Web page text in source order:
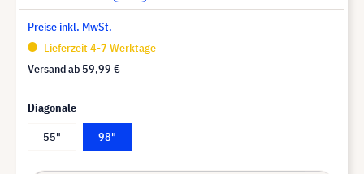
Preise inkl. MwSt.
Lieferzeit 4-7 Werktage
Versand ab 59,99 €
Diagonale
55"
98"